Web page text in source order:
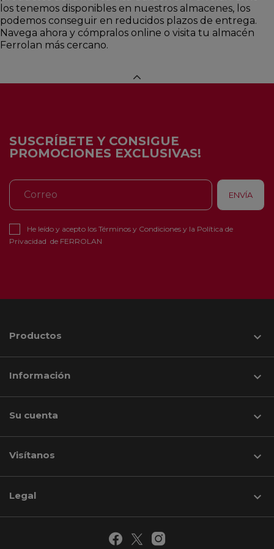
los tenemos disponibles en nuestros almacenes, los
podemos conseguir en reducidos plazos de entrega.
Navega ahora y cómpralos online o visita tu almacén
Ferrolan más cercano.
SUSCRÍBETE Y CONSIGUE
PROMOCIONES EXCLUSIVAS!
He leído y acepto los Términos y Condiciones y la Política de
Privacidad de FERROLAN
Productos 
Información 
Su cuenta 
Visítanos keyboard_arrow_down
Legal 